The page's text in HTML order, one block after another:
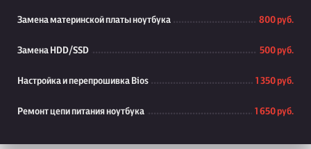
Замена материнской платы ноутбука 800 руб.
Замена HDD/SSD 500 руб.
Настройка и перепрошивка Bios 1 350 руб.
Ремонт цепи питания ноутбука 1 650 руб.